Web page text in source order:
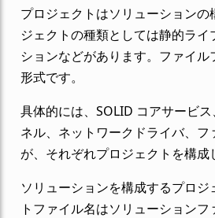
プロジェクトはソリューションの
ジェクトの種類としては静的ラ
ションなどがあります。ファイル
形式です。
具体的には、SOLID コアサービ
ネル、ネットワークドライバ、フ
が、それぞれプロジェクトを構成
ソリューションを構成するプロジ
トファイル名はソリューション